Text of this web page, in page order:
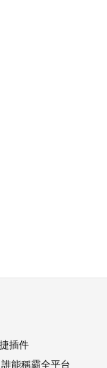
插件
能稱霸全平台